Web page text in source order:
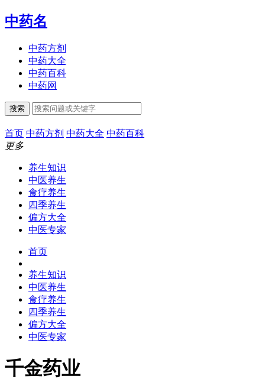
中药名
中药方剂
中药大全
中药百科
中药网
搜索
首页 中药方剂 中药大全 中药百科
更多
养生知识
中医养生
食疗养生
四季养生
偏方大全
中医专家
首页
养生知识
中医养生
食疗养生
四季养生
偏方大全
中医专家
千金药业